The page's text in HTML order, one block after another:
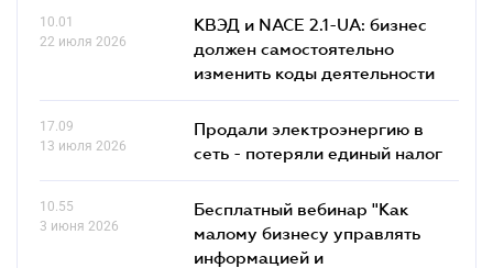
10.01
22 июля 2026
КВЭД и NACE 2.1-UA: бизнес
должен самостоятельно
изменить коды деятельности
17.09
13 июля 2026
Продали электроэнергию в
сеть - потеряли единый налог
10.55
3 июня 2026
Бесплатный вебинар "Как
малому бизнесу управлять
информацией и